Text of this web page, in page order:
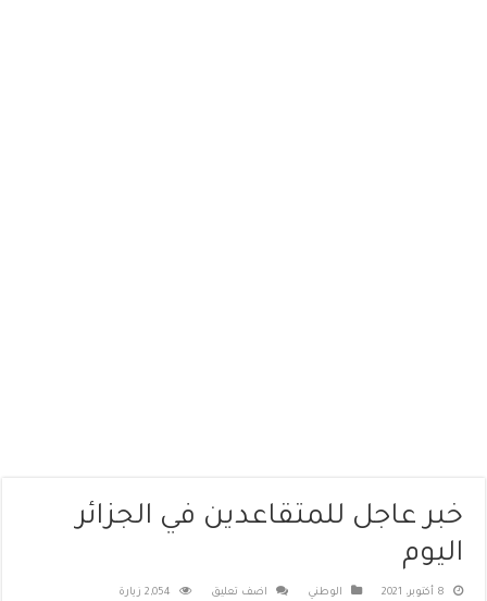
خبر عاجل للمتقاعدين في الجزائر
اليوم
8 أكتوبر، 2021 الوطني اضف تعليق 2,054 زيارة